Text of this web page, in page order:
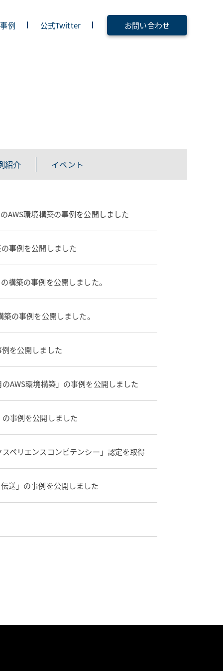
例 公式Twitter お問い合わせ
紹介 イベント
AWS環境構築の事例を公開しました
事例を公開しました
築の事例を公開しました。
の事例を公開しました。
を公開しました
AWS環境構築」の事例を公開しました
事例を公開しました
ペリエンスコンピテンシー」認定を取得
送」の事例を公開しました